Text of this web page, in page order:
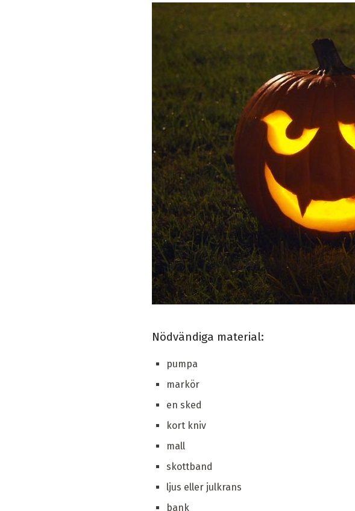
Nödvändiga material:
pumpa
markör
en sked
kort kniv
mall
skottband
ljus eller julkrans
bank